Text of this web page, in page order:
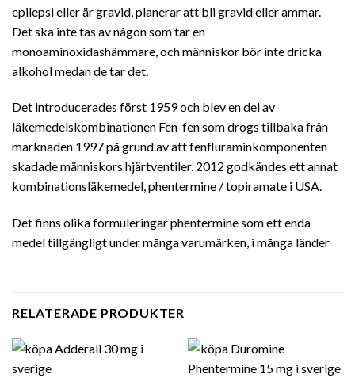
epilepsi eller är gravid, planerar att bli gravid eller ammar.
Det ska inte tas av någon som tar en
monoaminoxidashämmare, och människor bör inte dricka
alkohol medan de tar det.
Det introducerades först 1959 och blev en del av
läkemedelskombinationen Fen-fen som drogs tillbaka från
marknaden 1997 på grund av att fenfluraminkomponenten
skadade människors hjärtventiler. 2012 godkändes ett annat
kombinationsläkemedel, phentermine / topiramate i USA.
Det finns olika formuleringar phentermine som ett enda
medel tillgängligt under många varumärken, i många länder
RELATERADE PRODUKTER